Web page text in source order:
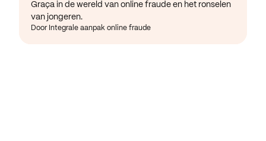
Graça in de wereld van online fraude en het ronselen
van jongeren.
Door Integrale aanpak online fraude